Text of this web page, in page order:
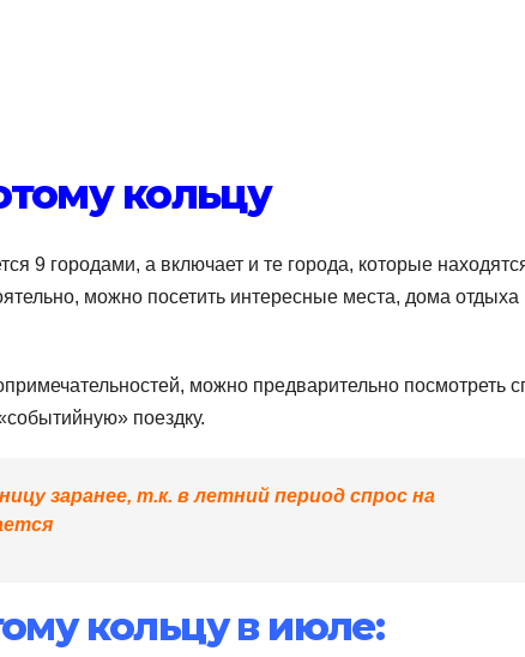
кольцу
9 городами, а включает и те города, которые
можно посетить интересные места, дома отдыха
можно предварительно посмотреть
поездку.
заранее, т.к. в летний период спрос на
кольцу в июле: